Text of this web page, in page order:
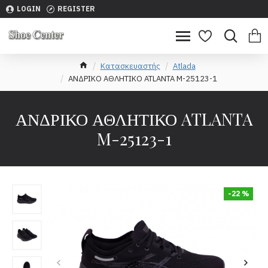
LOGIN REGISTER
Κατασκευαστής
Atlada
ΑΝΔΡΙΚΟ ΑΘΛΗΤΙΚΟ ATLANTA M-25123-1
ΑΝΔΡΙΚΟ ΑΘΛΗΤΙΚΟ ATLANTA
M-25123-1
-22 %